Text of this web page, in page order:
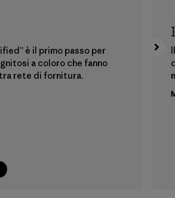
è il primo passo per
a coloro che fanno
rete di fornitura.